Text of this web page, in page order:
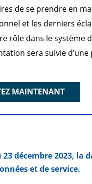
de se prendre en
et les derniers
rôle dans le système
sera suivie
MAINTENANT
décembre 2023, la
et de service.